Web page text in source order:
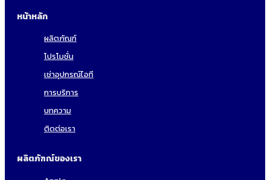
หน้าหลัก
ผลิตภัณฑ์
โปรโมชั่น
เช่าอุปกรณ์ไอที
การบริการ
บทความ
ติดต่อเรา
ผลิตภัฑณ์ของเรา